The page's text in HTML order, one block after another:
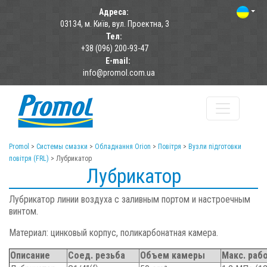
Адреса:
03134, м. Київ, вул. Проектна, 3
Тел:
+38 (096) 200-93-47
E-mail:
info@promol.com.ua
Promol > Системы смазки > Обладнання Orion > Повітря > Вузли підготовки
повітря (FRL) > Лубрикатор
Лубрикатор
Лубрикатор линии воздуха с заливным портом и настроечным
винтом.
Материал: цинковый корпус, поликарбонатная камера.
Описание
Соед. резьба Объем камеры
Макс.